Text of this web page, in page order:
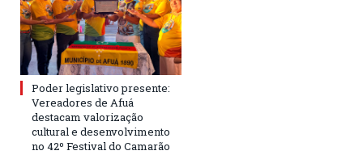
Poder legislativo presente:
Vereadores de Afuá
destacam valorização
cultural e desenvolvimento
no 42º Festival do Camarão